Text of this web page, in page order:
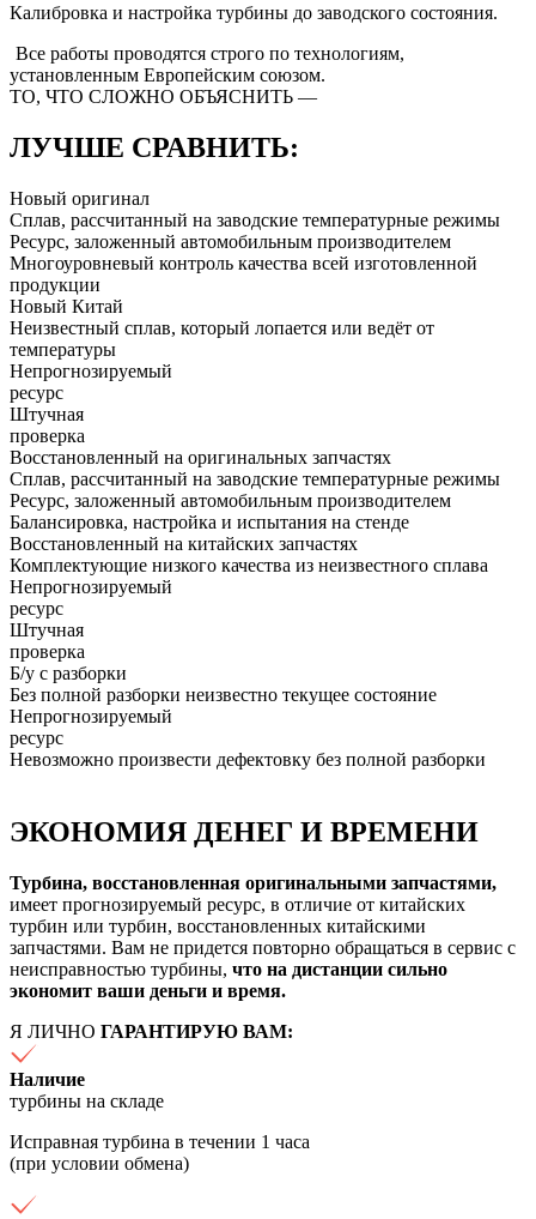
Калибровка и настройка турбины до заводского состояния.
Все работы проводятся строго по технологиям,
установленным Европейским союзом.
ТО, ЧТО СЛОЖНО ОБЪЯСНИТЬ —
ЛУЧШЕ СРАВНИТЬ:
Новый оригинал
Сплав, рассчитанный на заводские температурные режимы
Ресурс, заложенный автомобильным производителем
Многоуровневый контроль качества всей изготовленной
продукции
Новый Китай
Неизвестный сплав, который лопается или ведёт от
температуры
Непрогнозируемый
ресурс
Штучная
проверка
Восстановленный на оригинальных запчастях
Сплав, рассчитанный на заводские температурные режимы
Ресурс, заложенный автомобильным производителем
Балансировка, настройка и испытания на стенде
Восстановленный на китайских запчастях
Комплектующие низкого качества из неизвестного сплава
Непрогнозируемый
ресурс
Штучная
проверка
Б/у с разборки
Без полной разборки неизвестно текущее состояние
Непрогнозируемый
ресурс
Невозможно произвести дефектовку без полной разборки
ЭКОНОМИЯ ДЕНЕГ И ВРЕМЕНИ
Турбина, восстановленная оригинальными запчастями,
имеет прогнозируемый ресурс, в отличие от китайских
турбин или турбин, восстановленных китайскими
запчастями. Вам не придется повторно обращаться в сервис с
неисправностью турбины, что на дистанции сильно
экономит ваши деньги и время.
Я ЛИЧНО ГАРАНТИРУЮ ВАМ:
Наличие
турбины на складе
Исправная турбина в течении 1 часа
(при условии обмена)